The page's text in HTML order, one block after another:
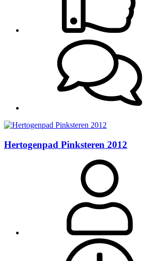
Hertogenpad Pinksteren 2012